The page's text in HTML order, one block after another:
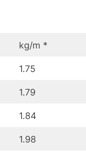
kg/m *
1.75
1.79
1.84
1.98